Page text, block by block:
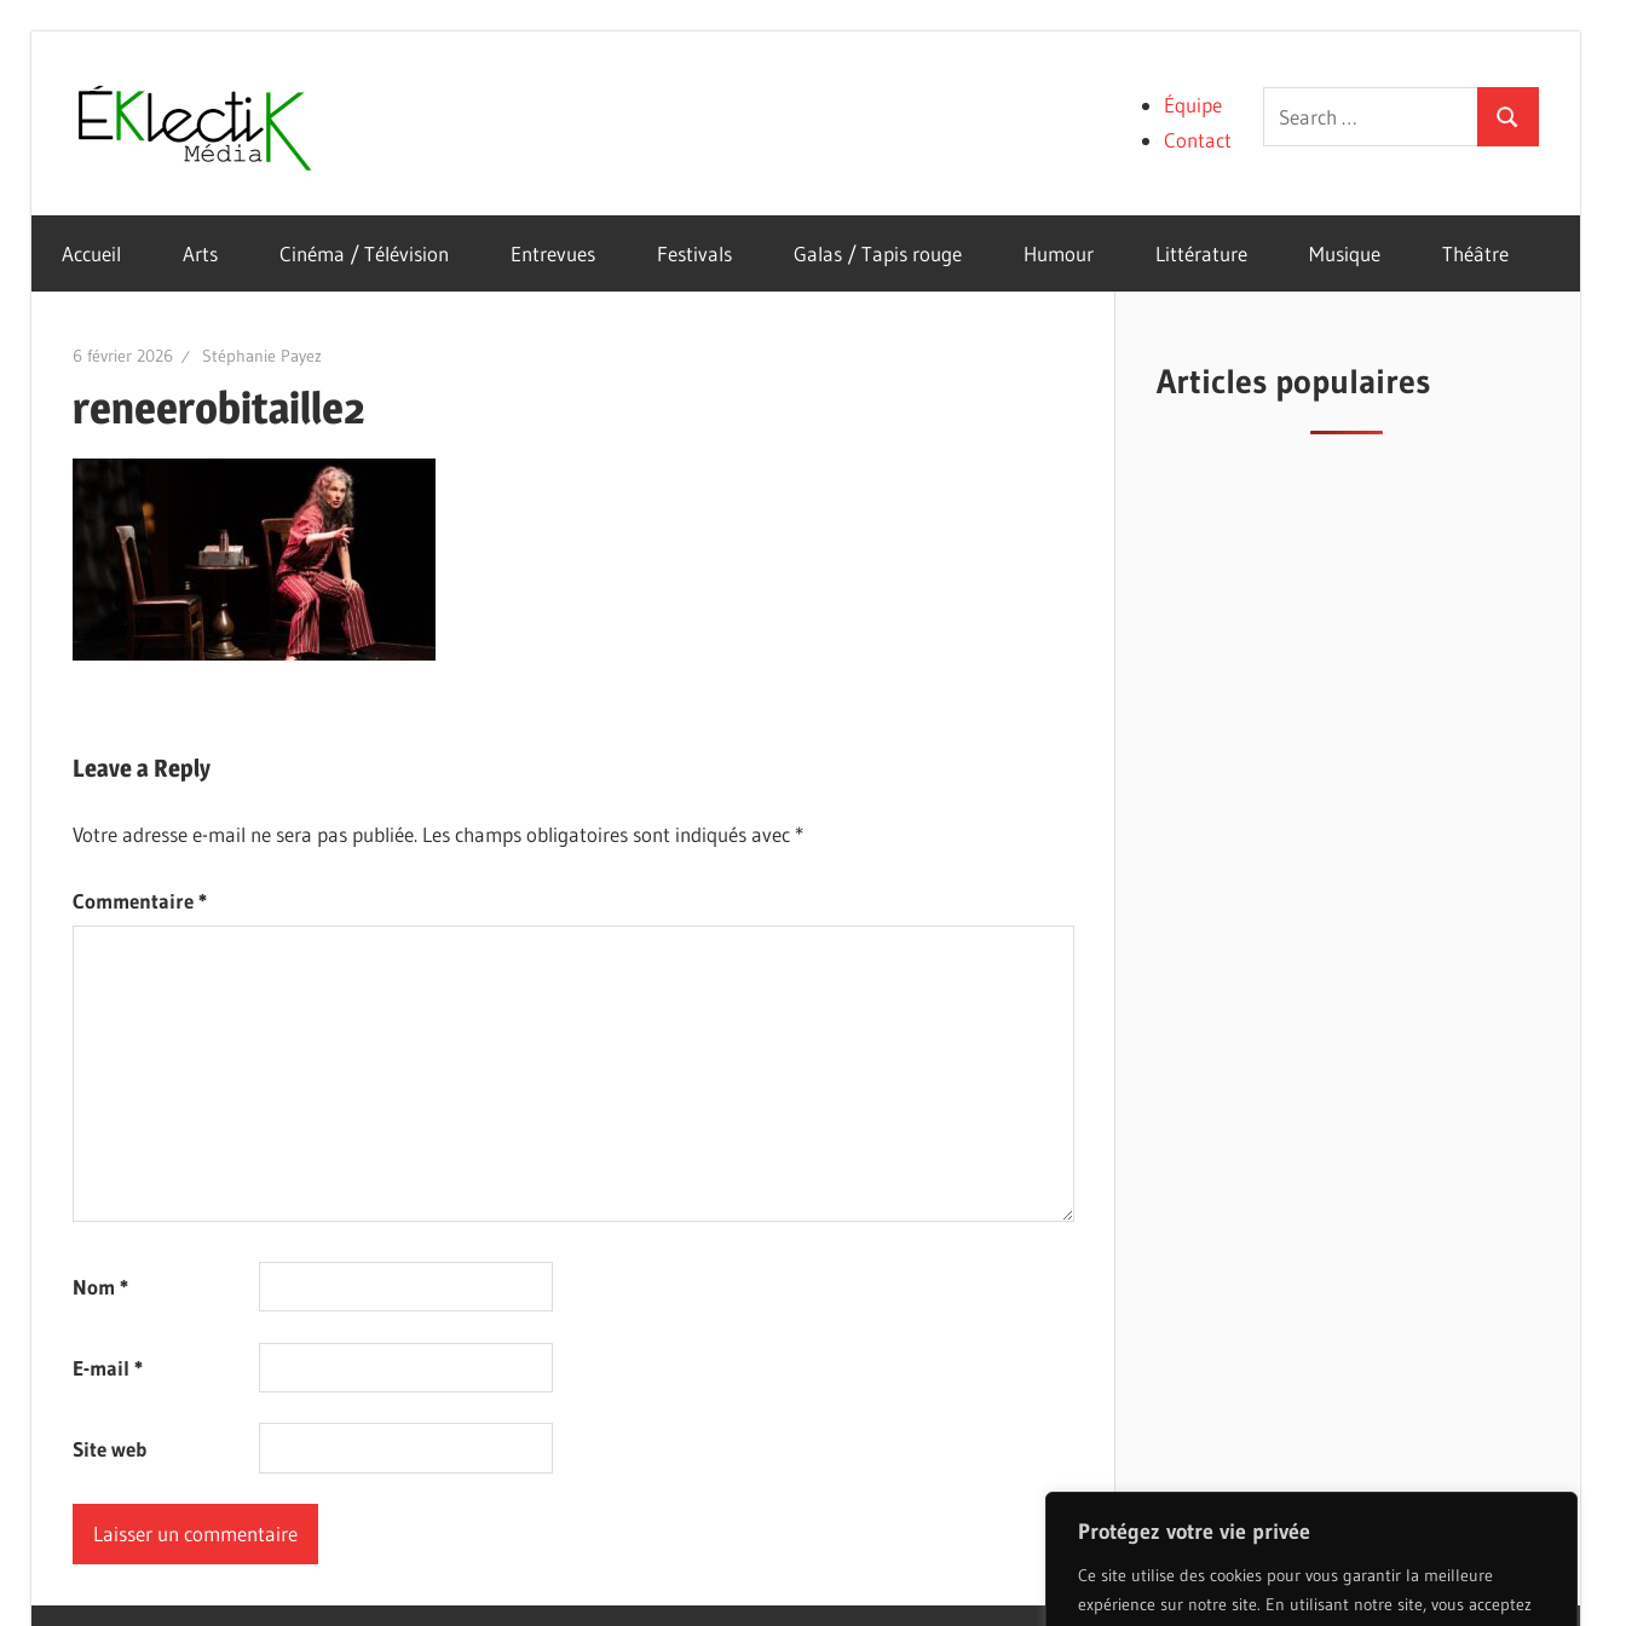
Protégez votre vie privée
Ce site utilise des cookies pour vous garantir la meilleure
expérience sur notre site. En utilisant notre site, vous acceptez
content
Média
culture
sous
toutes
formes
Search
for:
Search
Équipe
Contact
Accueil Arts Cinéma / Télévision Entrevues Festivals Galas / Tapis rouge Humour Littérature Musique Théâtre
6 février 2026 Stéphanie Payez
reneerobitaille2
Leave a Reply
Votre adresse e-mail ne sera pas publiée. Les champs obligatoires sont indiqués avec *
Commentaire*
Nom *
E-mail *
Site web
Articles populaires